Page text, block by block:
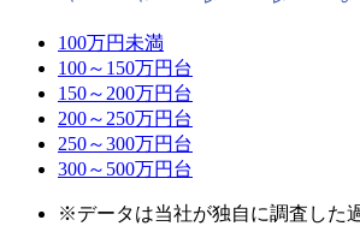
100万円未満
100～150万円台
150～200万円台
200～250万円台
250～300万円台
300～500万円台
※データは当社が独自に調査した